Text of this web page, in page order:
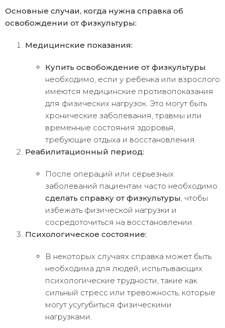
Основные случаи, когда нужна справка об
освобождении от физкультуры:
Медицинские показания:
Купить освобождение от физкультуры
необходимо, если у ребенка или взрослого
имеются медицинские противопоказания
для физических нагрузок. Это могут быть
хронические заболевания, травмы или
временные состояния здоровья,
требующие отдыха и восстановления.
Реабилитационный период:
После операций или серьезных
заболеваний пациентам часто необходимо
сделать справку от физкультуры , чтобы
избежать физической нагрузки и
сосредоточиться на восстановлении.
Психологическое состояние:
В некоторых случаях справка может быть
необходима для людей, испытывающих
психологические трудности, такие как
сильный стресс или тревожность, которые
могут усугубиться физическими
нагрузками.